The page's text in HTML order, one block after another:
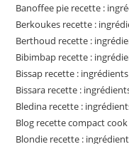
Banoffee pie recette :
Berkoukes recette :
Berthoud recette :
Bibimbap recette :
Bissap recette :
Bissara recette :
Bledina recette :
Blog recette compact
Blondie recette :